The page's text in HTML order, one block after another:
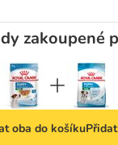
zakoupené
oba do košíku